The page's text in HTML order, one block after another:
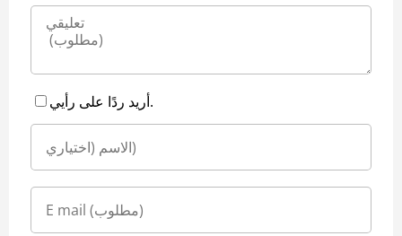
أريد ردًا على رأيي.